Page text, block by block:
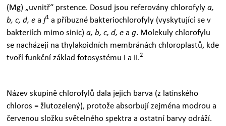
(Mg) „uvnitř“ prstence. Dosud jsou referovány chlorofyly a,
b, c, d, e a f1 a příbuzné bakteriochlorofyly (vyskytující se v
bakteriích mimo sinic) a, b, c, d, e a g. Molekuly chlorofylu
se nacházejí na thylakoidních membránách chloroplastů, kde
tvoří funkční základ fotosystému I a II.2
Název skupině chlorofylů dala jejich barva (z latinského
chloros = žlutozelený), protože absorbují zejména modrou a
červenou složku světelného spektra a ostatní barvy odráží.